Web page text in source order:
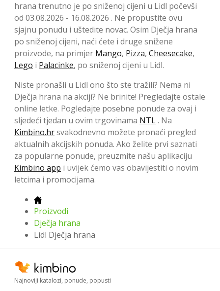
hrana trenutno je po sniženoj cijeni u Lidl počevši
od 03.08.2026 - 16.08.2026 . Ne propustite ovu
sjajnu ponudu i uštedite novac. Osim Dječja hrana
po sniženoj cijeni, naći ćete i druge snižene
proizvode, na primjer Mango, Pizza, Cheesecake,
Lego i Palacinke, po sniženoj cijeni u Lidl.
Niste pronašli u Lidl ono što ste tražili? Nema ni
Dječja hrana na akciji? Ne brinite! Pregledajte ostale
online letke. Pogledajte posebne ponude za ovaj i
sljedeći tjedan u ovim trgovinama NTL. Na
Kimbino.hrsvakodnevno možete pronaći pregled
aktualnih akcijskih ponuda. Ako želite prvi saznati
za popularne ponude, preuzmite našu aplikaciju
Kimbino app i uvijek ćemo vas obavijestiti o novim
letcima i promocijama.
Proizvodi
Dječja hrana
Lidl Dječja hrana
Najnoviji katalozi, ponude, popusti